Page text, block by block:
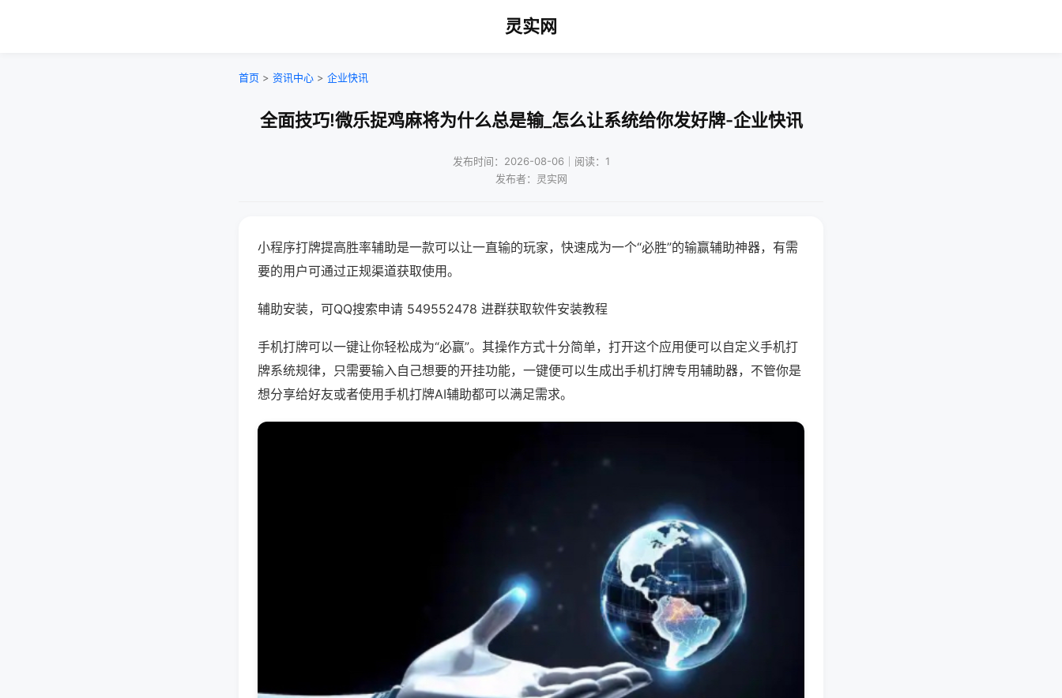
灵实网
首页 > 资讯中心 > 企业快讯
全面技巧!微乐捉鸡麻将为什么总是输_怎么让系统给你发好牌-企业快讯
发布时间：2026-08-06｜阅读：1
发布者：灵实网
小程序打牌提高胜率辅助是一款可以让一直输的玩家，快速成为一个“必胜”的输赢辅助神器，有需
要的用户可通过正规渠道获取使用。
辅助安装，可QQ搜索申请 549552478 进群获取软件安装教程
手机打牌可以一键让你轻松成为“必赢”。其操作方式十分简单，打开这个应用便可以自定义手机打
牌系统规律，只需要输入自己想要的开挂功能，一键便可以生成出手机打牌专用辅助器，不管你是
想分享给好友或者使用手机打牌AI辅助都可以满足需求。